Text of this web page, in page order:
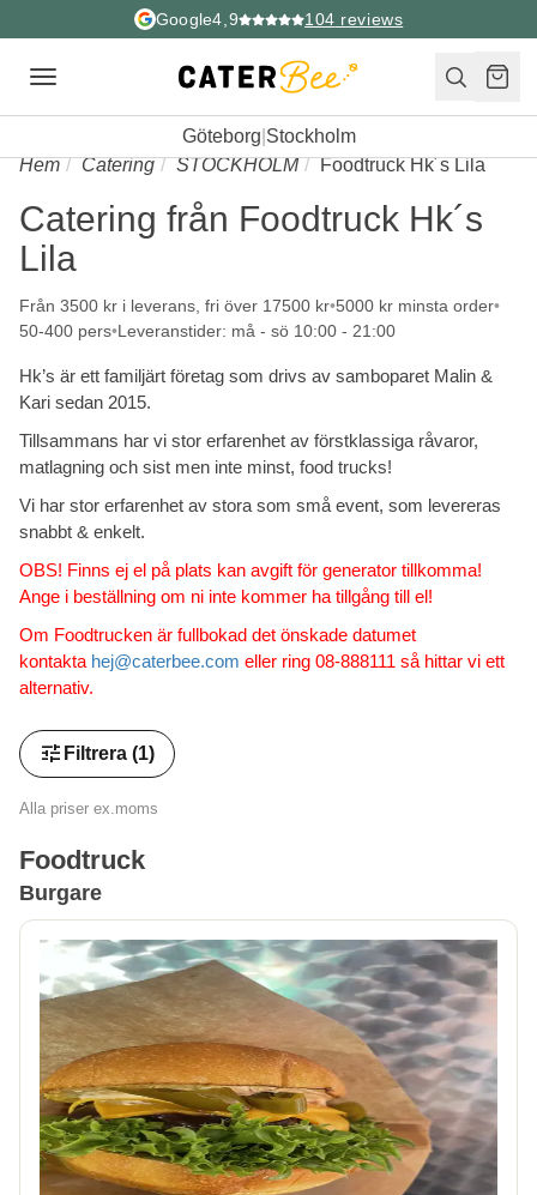
Google4,9 104 reviews
Toggle
Göteborg Stockholm
Hem
Catering STOCKHOLM Foodtruck Hk´s Lila
Catering från Foodtruck Hk´s
Lila
Från 3500 kr i leverans, fri över 17500 kr 5000 kr minsta order
50-400 pers Leveranstider: må - sö 10:00 - 21:00
Hk’s är ett familjärt företag som drivs av samboparet Malin &
Kari sedan 2015.
Tillsammans har vi stor erfarenhet av förstklassiga råvaror,
matlagning och sist men inte minst, food trucks!
Vi har stor erfarenhet av stora som små event, som levereras
snabbt & enkelt.
OBS! Finns ej el på plats kan avgift för generator tillkomma!
Ange i beställning om ni inte kommer ha tillgång till el!
Om Foodtrucken är fullbokad det önskade datumet
kontakta hej@caterbee.com eller ring 08-888111 så hittar vi ett
alternativ.
tune Filtrera (1)
Alla priser ex.moms
Foodtruck
Burgare